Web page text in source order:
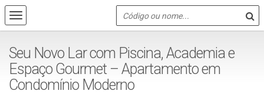
Seu Novo Lar com Piscina, Academia e
Espaço Gourmet – Apartamento em
Condomínio Moderno